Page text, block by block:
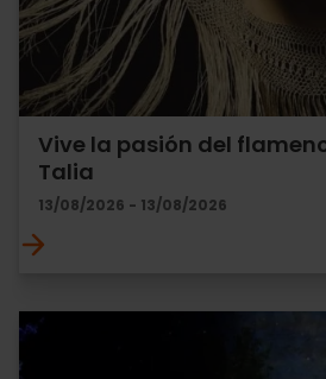
Vive la pasión del
Talia
13/08/2026 - 13/08/2026